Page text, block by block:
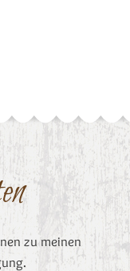
zu meinen